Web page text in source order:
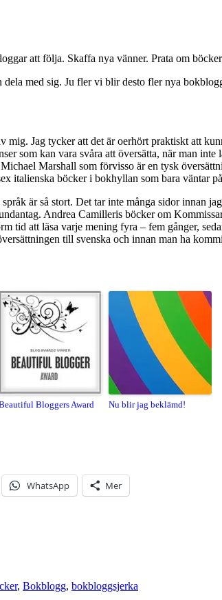
att följa. Skaffa nya vänner. Prata om
med sig. Ju fler vi blir desto fler nya
mig. Jag tycker att det är oerhört praktiskt att
som kan vara svåra att översätta, när man
Marshall som förvisso är en tysk
italienska böcker i bokhyllan som bara väntar
är så stort. Det tar inte många sidor innan
Andrea Camilleris böcker om
tid att läsa varje mening fyra – fem gånger,
till svenska och innan man ha
Bloggers Award Nu blir jag beklämd!
WhatsApp Mer
, Bokblogg, bokbloggsjerka